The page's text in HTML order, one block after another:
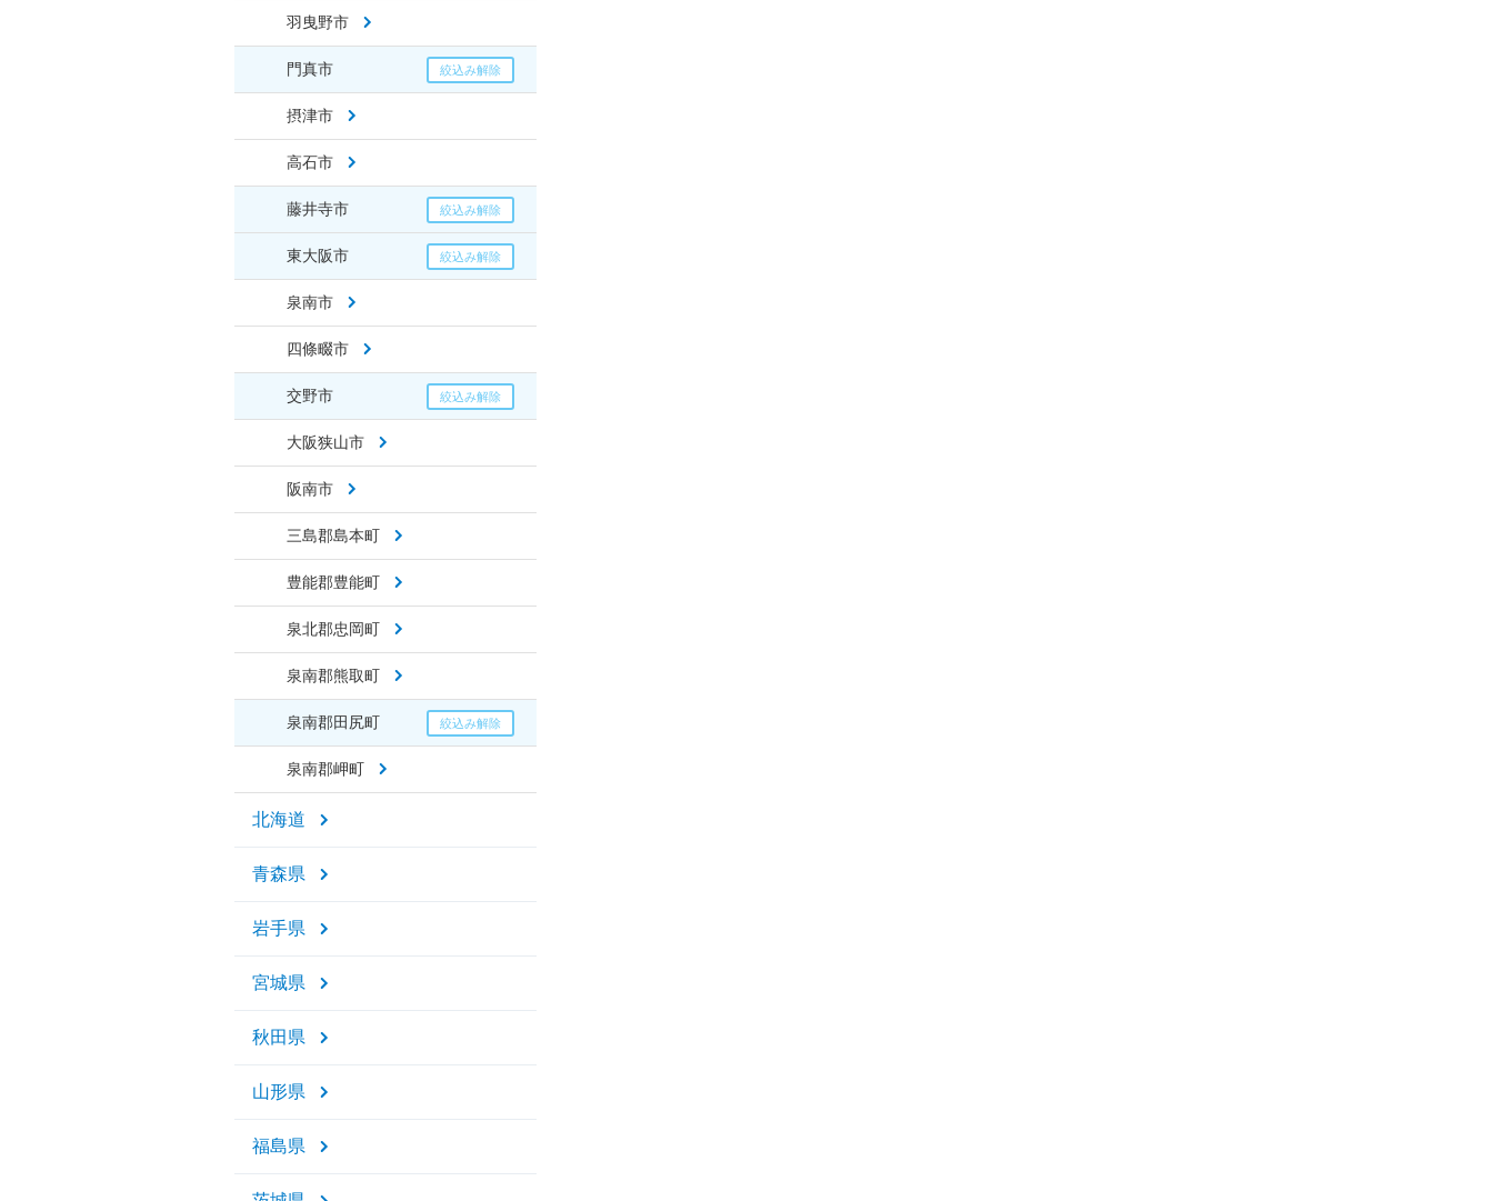
羽曳野市
門真市
摂津市
高石市
藤井寺市
東大阪市
泉南市
四條畷市
交野市
大阪狭山市
阪南市
三島郡島本町
豊能郡豊能町
泉北郡忠岡町
泉南郡熊取町
泉南郡田尻町
泉南郡岬町
北海道
青森県
岩手県
宮城県
秋田県
山形県
福島県